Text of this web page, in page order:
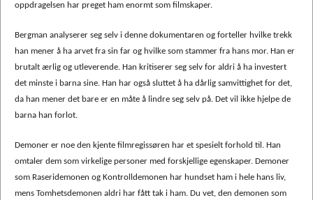
oppdragelsen har preget ham enormt som filmskaper.
Bergman analyserer seg selv i denne dokumentaren og forteller hvilke trekk
han mener å ha arvet fra sin far og hvilke som stammer fra hans mor. Han er
brutalt ærlig og utleverende. Han kritiserer seg selv for aldri å ha investert
det minste i barna sine. Han har også sluttet å ha dårlig samvittighet for det,
da han mener det bare er en måte å lindre seg selv på. Det vil ikke hjelpe de
barna han forlot.
Demoner er noe den kjente filmregissøren har et spesielt forhold til. Han
omtaler dem som virkelige personer med forskjellige egenskaper. Demoner
som Raseridemonen og Kontrolldemonen har hundset ham i hele hans liv,
mens Tomhetsdemonen aldri har fått tak i ham. Du vet, den demonen som